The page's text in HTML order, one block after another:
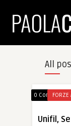
All
0 Comments
FORZE
Unifil,